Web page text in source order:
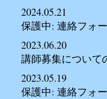
2024.05.21
保護中: 連絡フォ
2023.06.20
講師募集について
2023.05.19
保護中: 連絡フォ